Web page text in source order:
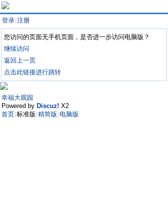
登录 注册
您访问的页面无手机页面，是否进一步访问电脑版？
继续访问
返回上一页
点击此链接进行跳转
幸福大观园
Powered by Discuz! X2
首页 标准版 精简版 电脑版